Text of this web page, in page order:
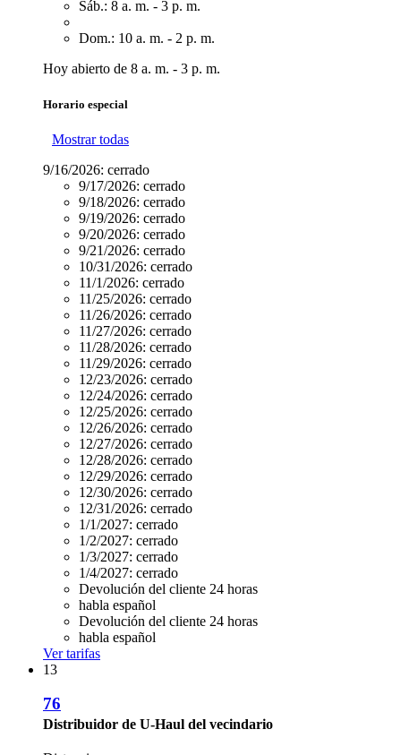
Sáb.: 8 a. m. - 3 p. m.
Dom.: 10 a. m. - 2 p. m.
Hoy abierto de 8 a. m. - 3 p. m.
Horario especial
Mostrar todas
9/16/2026: cerrado
9/17/2026: cerrado
9/18/2026: cerrado
9/19/2026: cerrado
9/20/2026: cerrado
9/21/2026: cerrado
10/31/2026: cerrado
11/1/2026: cerrado
11/25/2026: cerrado
11/26/2026: cerrado
11/27/2026: cerrado
11/28/2026: cerrado
11/29/2026: cerrado
12/23/2026: cerrado
12/24/2026: cerrado
12/25/2026: cerrado
12/26/2026: cerrado
12/27/2026: cerrado
12/28/2026: cerrado
12/29/2026: cerrado
12/30/2026: cerrado
12/31/2026: cerrado
1/1/2027: cerrado
1/2/2027: cerrado
1/3/2027: cerrado
1/4/2027: cerrado
Devolución del cliente 24 horas
habla español
Devolución del cliente 24 horas
habla español
Ver tarifas
13
76
Distribuidor de U-Haul del vecindario